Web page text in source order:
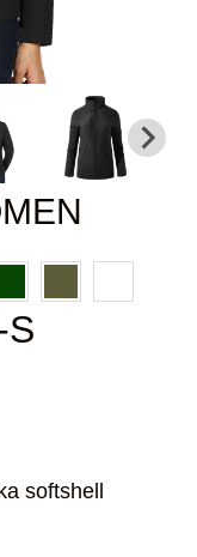
softshell